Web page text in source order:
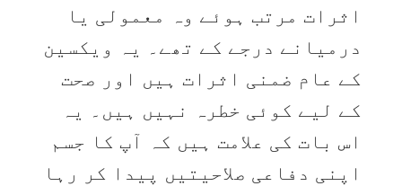
اثرات مرتب ہوئے وہ معمولی یا
درمیانے درجے کے تھے۔ یہ ویکسین
کے عام ضمنی اثرات ہیں اور صحت
کے لیے کوئی خطرہ نہیں ہیں۔ یہ
اس بات کی علامت ہیں کہ آپ کا جسم
اپنی دفاعی صلاحیتیں پیدا کر رہا